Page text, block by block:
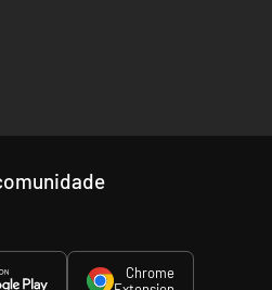
Chrome